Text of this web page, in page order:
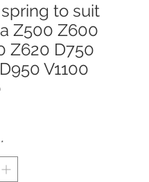
to suit
Z500 Z600
Z620 D750
V1100
*